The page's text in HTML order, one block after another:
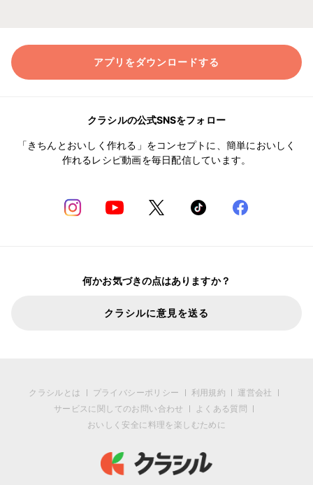
アプリをダウンロードする
クラシルの公式SNSをフォロー
「きちんとおいしく作れる」をコンセプトに、簡単においしく
作れるレシピ動画を毎日配信しています。
何かお気づきの点はありますか？
クラシルに意見を送る
クラシルとは プライバシーポリシー 利用規約
運営会社
サービスに関してのお問い合わせ
よくある質問
おいしく安全に料理を楽しむために